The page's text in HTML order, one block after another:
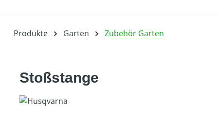
Produkte Garten Zubehör Garten
Stoßstange